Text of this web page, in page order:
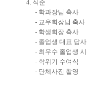
4. 식순
- 학과장님 축사
- 교우회장님 축사
- 학생회장 축사
- 졸업생 대표 답사
- 최우수 졸업생 시
- 학위기 수여식
- 단체사진 촬영